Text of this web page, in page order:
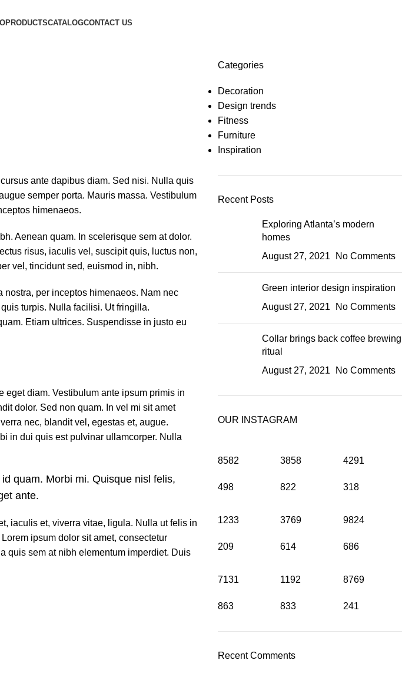
PRODUCTSCATALOGCONTACT US
ante dapibus diam. Sed nisi. Nulla quis
semper porta. Mauris massa. Vestibulum
himenaeos.
Aenean quam. In scelerisque sem at dolor.
risus, iaculis vel, suscipit quis, luctus non,
vel, tincidunt sed, euismod in, nibh.
per inceptos himenaeos. Nam nec
turpis. Nulla facilisi. Ut fringilla.
Etiam ultrices. Suspendisse in justo eu
eget diam. Vestibulum ante ipsum primis in
dolor. Sed non quam. In vel mi sit amet
nec, blandit vel, egestas et, augue.
in dui quis est pulvinar ullamcorper. Nulla
quam. Morbi mi. Quisque nisl felis,
ante.
iaculis et, viverra vitae, ligula. Nulla ut felis in
ipsum dolor sit amet, consectetur
quis sem at nibh elementum imperdiet. Duis
Categories
Decoration
Design trends
Fitness
Furniture
Inspiration
Recent Posts
Exploring Atlanta’s modern
homes
August 27, 2021
No Comments
Green interior design inspiration
August 27, 2021
No Comments
Collar brings back coffee brewing
ritual
August 27, 2021
No Comments
OUR INSTAGRAM
8582
498
3858
822
4291
318
1233
209
3769
614
9824
686
7131
863
1192
833
8769
241
Recent Comments